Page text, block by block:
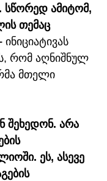
სწორედ ამიტომ,
თემაც
ინიციატივას
რომ აღნიშნულ
მთელი
შეხედონ. არა
ეს, ასევე